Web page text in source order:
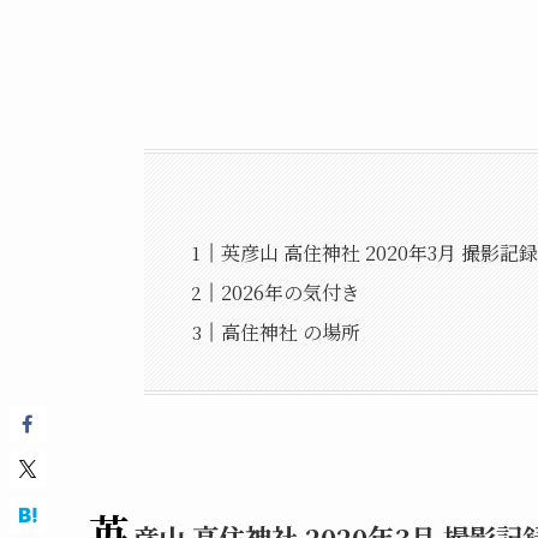
英彦山 高住神社 2020年3月 撮影記録
2026年の気付き
高住神社 の場所